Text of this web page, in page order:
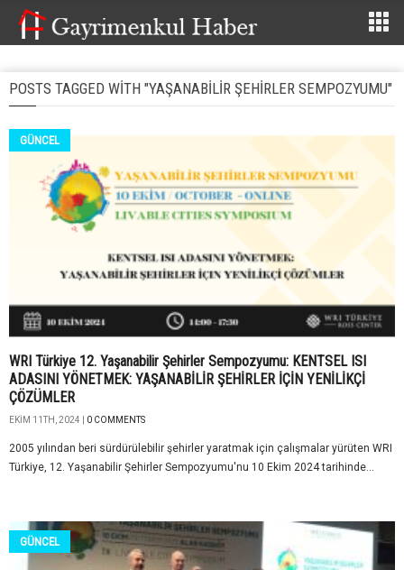
POSTS TAGGED WITH "YAŞANABILIR ŞEHIRLER SEMPOZYUMU"
GÜNCEL
WRI Türkiye 12. Yaşanabilir Şehirler Sempozyumu: KENTSEL ISI
ADASINI YÖNETMEK: YAŞANABİLİR ŞEHİRLER İÇİN YENİLİKÇİ
ÇÖZÜMLER
EKIM 11TH, 2024 | 0 COMMENTS
2005 yılından beri sürdürülebilir şehirler yaratmak için çalışmalar yürüten WRI
Türkiye, 12. Yaşanabilir Şehirler Sempozyumu'nu 10 Ekim 2024 tarihinde...
GÜNCEL